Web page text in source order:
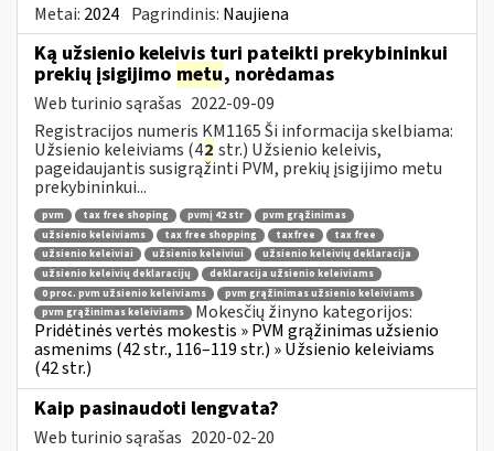
Metai: 2024 Pagrindinis: Naujiena
Ką užsienio keleivis turi pateikti prekybininkui
prekių įsigijimo metu, norėdamas
Web turinio sąrašas 2022-09-09
Registracijos numeris KM1165 Ši informacija skelbiama:
Užsienio keleiviams (42 str.) Užsienio keleivis,
pageidaujantis susigrąžinti PVM, prekių įsigijimo metu
prekybininkui...
pvm tax free shoping pvmį 42 str
pvm grąžinimas
užsienio keleiviams
tax free shopping taxfree
tax free
užsienio keleiviai
užsienio keleiviui
užsienio keleivių deklaracija
užsienio keleivių deklaracijų
deklaracija užsienio keleiviams
0 proc. pvm užsienio keleiviams
pvm grąžinimas užsienio keleiviams
pvm grąžinimas keleiviams
Mokesčių žinyno kategorijos:
Pridėtinės vertės mokestis » PVM grąžinimas užsienio
asmenims (42 str., 116–119 str.) » Užsienio keleiviams
(42 str.)
Kaip pasinaudoti lengvata?
Web turinio sąrašas 2020-02-20